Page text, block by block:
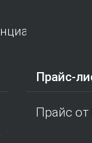
Прайс-
Прайс от